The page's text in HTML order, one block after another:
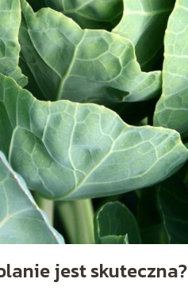
jest skuteczna?